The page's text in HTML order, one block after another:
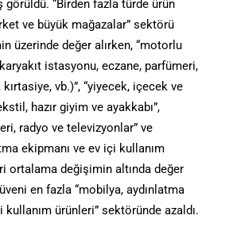
görüldü. “Birden fazla türde ürün
ve büyük mağazalar” sektörü
üzerinde değer alırken, “motorlu
istasyonu, eczane, parfümeri,
vb.)”, “yiyecek, içecek ve
hazır giyim ve ayakkabı”,
radyo ve televizyonlar” ve
ekipmanı ve ev içi kullanım
ortalama değişimin altında değer
en fazla “mobilya, aydınlatma
kullanım ürünleri” sektöründe azaldı.